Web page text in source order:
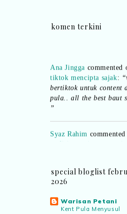
komen terkini
tiktok mencipta sajak:
bertiktok untuk content
pula.. all the best baut
”
Syaz Rahim
realiti mencipta
jimat kertas, memang
pertandingan tiktok
“Menarik sungguh
special bloglist
2026
Warisan Petani
Kent Pula Menyusul